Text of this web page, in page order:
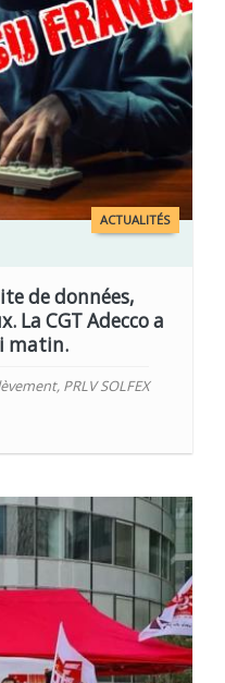
ACTUALITÉS
de données,
La CGT Adecco a
matin.
, PRLV SOLFEX